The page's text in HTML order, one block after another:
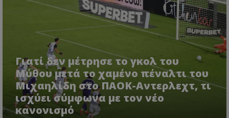
Γιατί δεν μέτρησε το γκολ του
Μύθου μετά το χαμένο πέναλτι του
Μιχαηλίδη στο ΠΑΟΚ-Αντερλεχτ, τι
ισχύει σύμφωνα με τον νέο
κανονισμό